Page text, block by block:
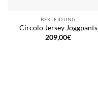
BEKLEIDUNG
Circolo Jersey Joggpants
209,00€